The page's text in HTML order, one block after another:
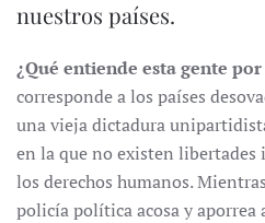
nuestros países.
¿Qué entiende esta gente por
corresponde a los países
una vieja dictadura
en la que no existen
los derechos humanos.
policía política acosa y aporrea